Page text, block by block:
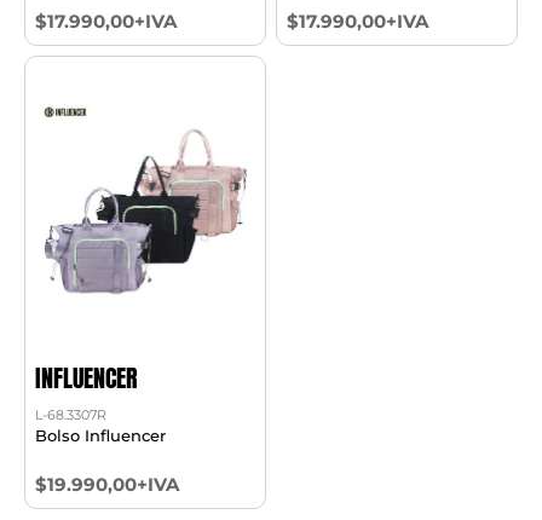
$17.990,00+IVA $17.990,00+IVA
INFLUENCER
L-68.3307R
Bolso Influencer
$19.990,00+IVA